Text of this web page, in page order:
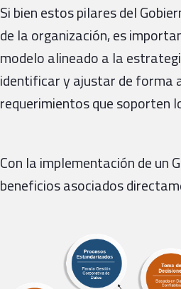
Si bien estos pilares del
de la organización, es
modelo alineado a la
identificar y ajustar de forma
requerimientos que soporten
Con la implementación de un
beneficios asociados